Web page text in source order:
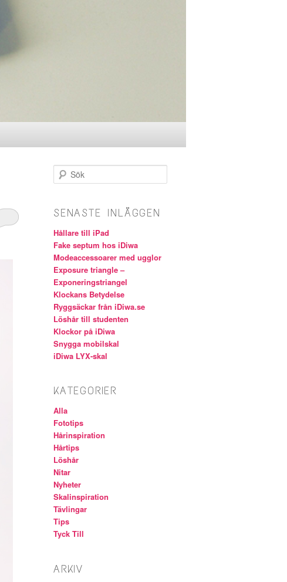
Sök
SENASTE INLÄGGEN
Hållare till iPad
Fake septum hos iDiwa
Modeaccessoarer med ugglor
Exposure triangle –
Exponeringstriangel
Klockans Betydelse
Ryggsäckar från iDiwa.se
Löshår till studenten
Klockor på iDiwa
Snygga mobilskal
iDiwa LYX-skal
KATEGORIER
Alla
Fototips
Hårinspiration
Hårtips
Löshår
Nitar
Nyheter
Skalinspiration
Tävlingar
Tips
Tyck Till
ARKIV